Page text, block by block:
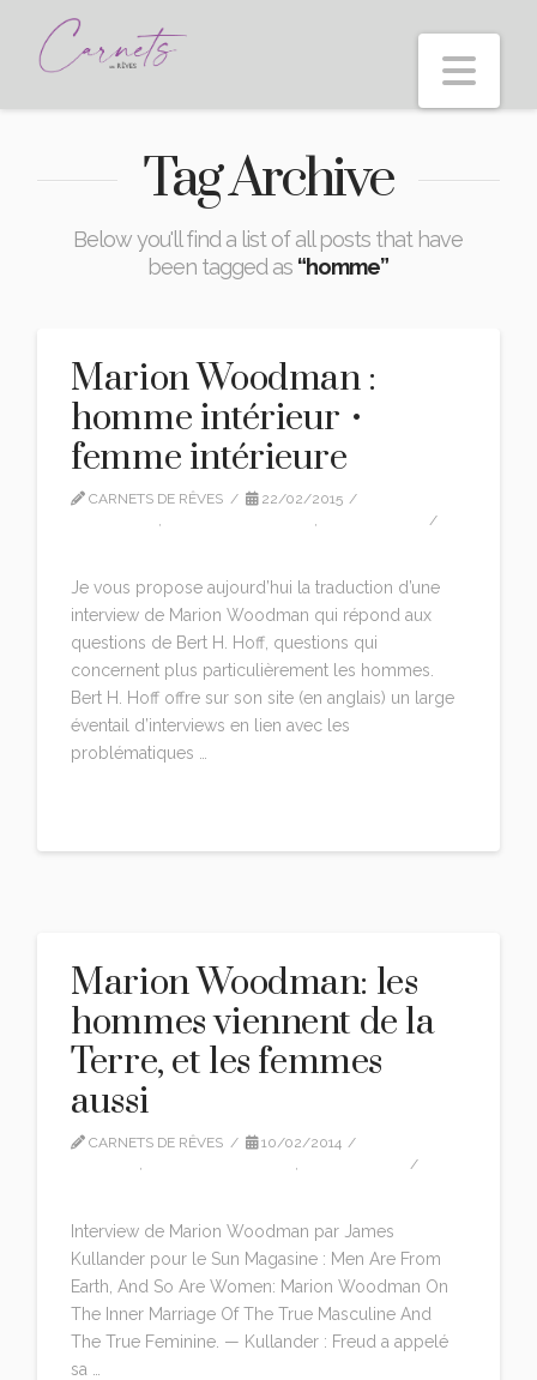
Tag Archive
Below you'll find a list of all posts that have
been tagged as “homme”
Marion Woodman :
homme intérieur •
femme intérieure
CARNETS DE RÊVES
22/02/2015
, ,
Je vous propose aujourd’hui la traduction d’une
interview de Marion Woodman qui répond aux
questions de Bert H. Hoff, questions qui
concernent plus particulièrement les hommes.
Bert H. Hoff offre sur son site (en anglais) un large
éventail d’interviews en lien avec les
problématiques …
Marion Woodman: les
hommes viennent de la
Terre, et les femmes
aussi
CARNETS DE RÊVES
10/02/2014
, ,
Interview de Marion Woodman par James
Kullander pour le Sun Magasine : Men Are From
Earth, And So Are Women: Marion Woodman On
The Inner Marriage Of The True Masculine And
The True Feminine. — Kullander : Freud a appelé
sa …